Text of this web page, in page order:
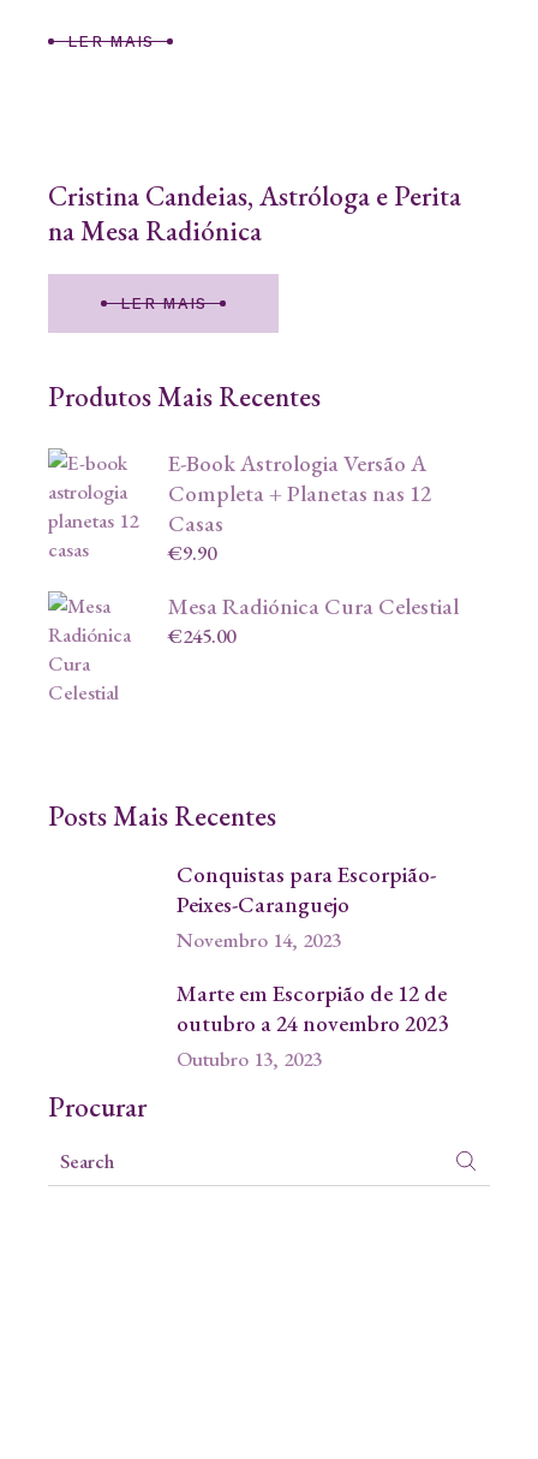
LER MAIS
Cristina Candeias, Astróloga e Perita
na Mesa Radiónica
LER MAIS
Produtos Mais Recentes
E-Book Astrologia Versão A
Completa + Planetas nas 12
Casas
€9.90
Mesa Radiónica Cura Celestial
€245.00
Posts Mais Recentes
Conquistas para Escorpião-
Peixes-Caranguejo
Novembro 14, 2023
Marte em Escorpião de 12 de
outubro a 24 novembro 2023
Outubro 13, 2023
Procurar